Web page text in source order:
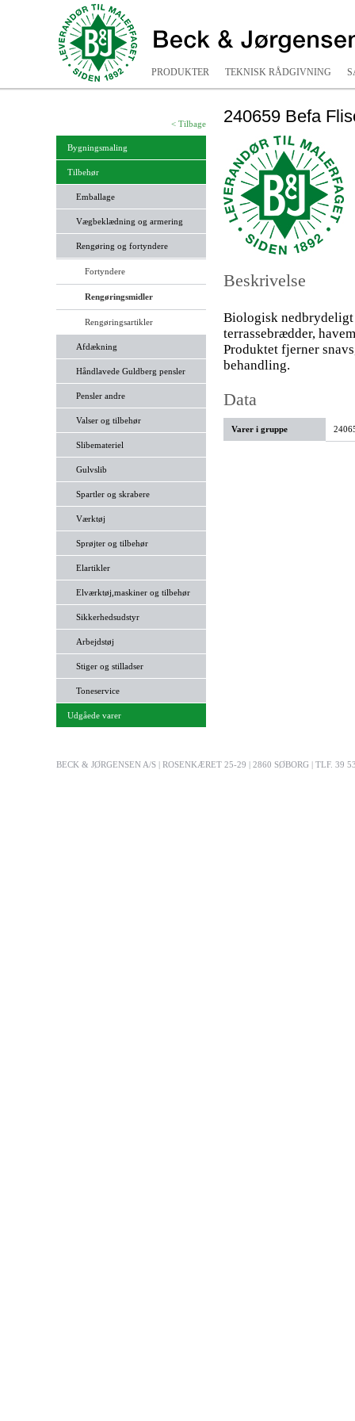
PRODUKTER TEKNISK RÅDGIVNING
240659 Befa
< Tilbage
Bygningsmaling
Tilbehør
Emballage
Vægbeklædning og armering
Rengøring og fortyndere
Fortyndere
Rengøringsmidler
Rengøringsartikler
Afdækning
Håndlavede Guldberg pensler
Pensler andre
Valser og tilbehør
Slibemateriel
Gulvslib
Spartler og skrabere
Værktøj
Sprøjter og tilbehør
Elartikler
Elværktøj,maskiner og tilbehør
Sikkerhedsudstyr
Arbejdstøj
Stiger og stilladser
Toneservice
Udgåede varer
Beskrivelse
Biologisk
terrassebrædder,
Produktet fjerner
behandling.
Data
Varer i gruppe
BECK & JØRGENSEN A/S | ROSENKÆRET 25-29 | 2860 SØBORG | TLF. 39